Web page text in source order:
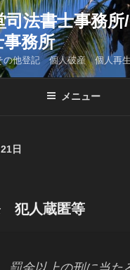
司法書士事務
務所
他登記 個人破産 個人再
メニュー
日
犯人蔵匿等